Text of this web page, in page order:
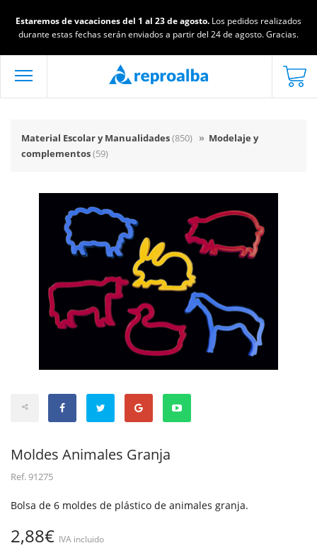
Estaremos de vacaciones del 1 al 23 de agosto. Los pedidos realizados
durante estas fechas serán enviados a partir del 24 de agosto. Gracias.
Material Escolar y Manualidades(850) » Modelaje y
complementos(59)
Moldes Animales Granja
Ref.91275
Bolsa de 6 moldes de plástico de animales granja.
2,88€ IVA incluido